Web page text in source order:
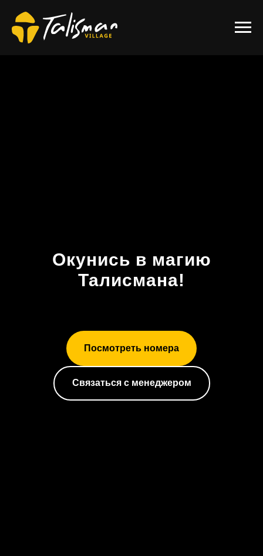
Окунись в магию
Талисмана!
Посмотреть номера
Связаться с менеджером